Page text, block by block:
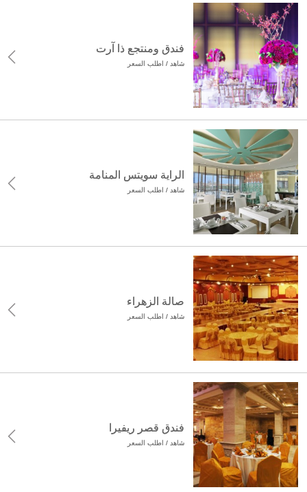
فندق ومنتجع ذا آرت
شاهد / اطلب السعر
الراية سويتس المنامة
شاهد / اطلب السعر
صالة الزهراء
شاهد / اطلب السعر
فندق قصر ريفيرا
شاهد / اطلب السعر